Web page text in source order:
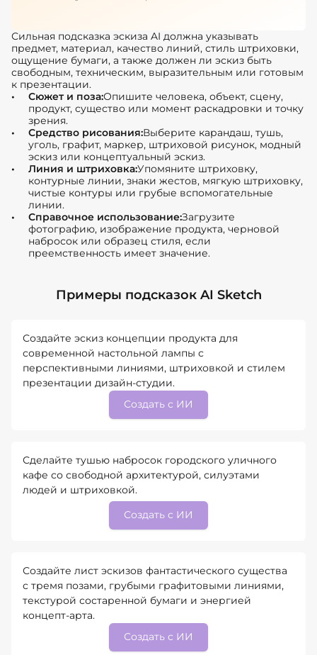
Сильная подсказка эскиза AI должна указывать
предмет, материал, качество линий, стиль штриховки,
ощущение бумаги, а также должен ли эскиз быть
свободным, техническим, выразительным или готовым
к презентации.
Сюжет и поза:Опишите человека, объект, сцену,
продукт, существо или момент раскадровки и точку
зрения.
Средство рисования:Выберите карандаш, тушь,
уголь, графит, маркер, штриховой рисунок, модный
эскиз или концептуальный эскиз.
Линия и штриховка:Упомяните штриховку,
контурные линии, знаки жестов, мягкую штриховку,
чистые контуры или грубые вспомогательные
линии.
Справочное использование:Загрузите
фотографию, изображение продукта, черновой
набросок или образец стиля, если
преемственность имеет значение.
Примеры подсказок AI Sketch
Создайте эскиз концепции продукта для
современной настольной лампы с
перспективными линиями, штриховкой и стилем
презентации дизайн-студии.
Создать с ИИ
Сделайте тушью набросок городского уличного
кафе со свободной архитектурой, силуэтами
людей и штриховкой.
Создать с ИИ
Создайте лист эскизов фантастического существа
с тремя позами, грубыми графитовыми линиями,
текстурой состаренной бумаги и энергией
концепт-арта.
Создать с ИИ